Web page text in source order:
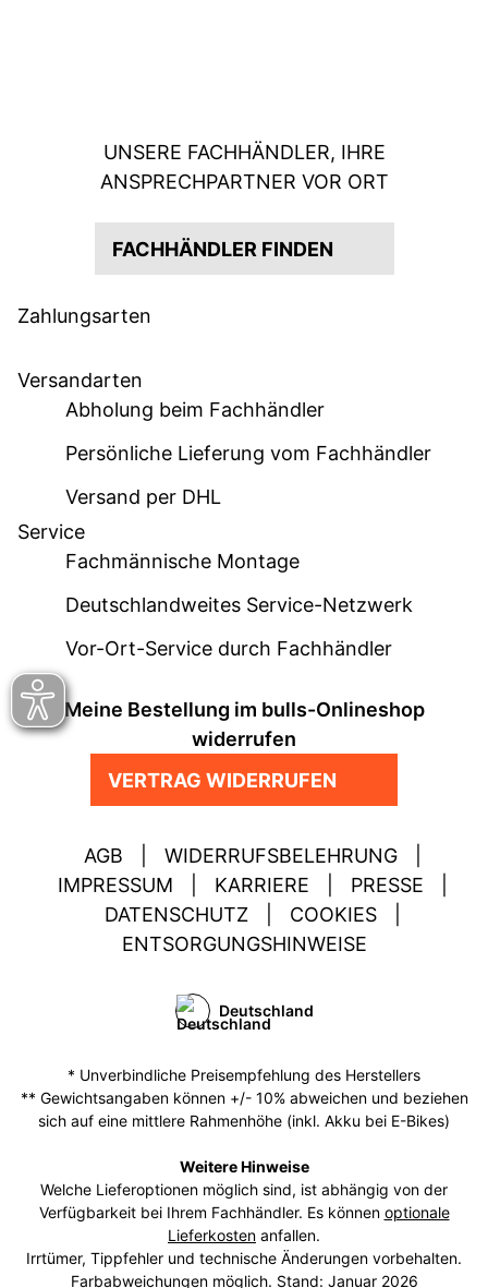
UNSERE FACHHÄNDLER, IHRE
ANSPRECHPARTNER VOR ORT
FACHHÄNDLER FINDEN
Zahlungsarten
Versandarten
Abholung beim Fachhändler
Persönliche Lieferung vom Fachhändler
Versand per DHL
Service
Fachmännische Montage
Deutschlandweites Service-Netzwerk
Vor-Ort-Service durch Fachhändler
Meine Bestellung im bulls-Onlineshop
widerrufen
VERTRAG WIDERRUFEN
AGB WIDERRUFSBELEHRUNG
IMPRESSUM
KARRIERE PRESSE
DATENSCHUTZ
COOKIES
ENTSORGUNGSHINWEISE
Deutschland
* Unverbindliche Preisempfehlung des Herstellers
** Gewichtsangaben können +/- 10% abweichen und beziehen
sich auf eine mittlere Rahmenhöhe (inkl. Akku bei E-Bikes)
Weitere Hinweise
Welche Lieferoptionen möglich sind, ist abhängig von der
Verfügbarkeit bei Ihrem Fachhändler. Es können optionale
Lieferkosten anfallen.
Irrtümer, Tippfehler und technische Änderungen vorbehalten.
Farbabweichungen möglich. Stand: Januar 2026